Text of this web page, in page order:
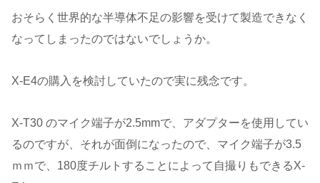
おそらく世界的な半導体不足の影響を受けて製造できなく
なってしまったのではないでしょうか。
X-E4の購入を検討していたので実に残念です。
X-T30 のマイク端子が2.5mmで、アダプターを使用してい
るのですが、それが面倒になったので、マイク端子が3.5
ｍｍで、180度チルトすることによって自撮りもできるX-